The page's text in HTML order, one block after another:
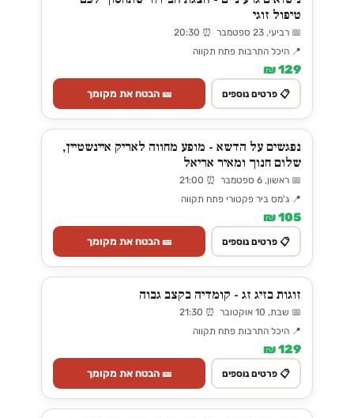
טיפול זוגי
📅 רביעי, 23 ספטמבר ⏰ 20:30
📍 היכל התרבות פתח תקווה
129 ₪
📋 פרטים נוספים 🎫 הבטח את מקומך
נפגשים על הדשא - מופע מחווה לאריק איינשטיין,
שלום חנוך ומאיר אריאל
📅 ראשון, 6 ספטמבר ⏰ 21:00
📍 ג'מס ביר פקטורי פתח תקווה
105 ₪
📋 פרטים נוספים 🎫 הבטח את מקומך
זוגות בזיג זג - קומדיה בקצב גבוה
📅 שבת, 10 אוקטובר ⏰ 21:30
📍 היכל התרבות פתח תקווה
129 ₪
📋 פרטים נוספים 🎫 הבטח את מקומך